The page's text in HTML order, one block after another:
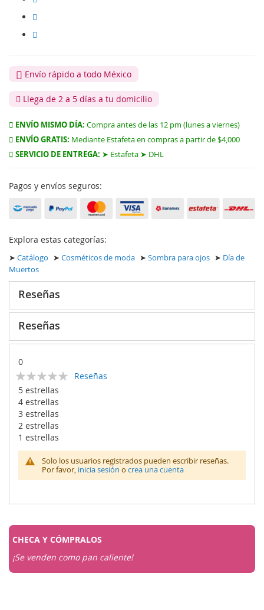
Envío rápido a todo México
Llega de 2 a 5 días a tu domicilio
ENVÍO MISMO DÍA: Compra antes de las 12 pm (lunes a viernes)
ENVÍO GRATIS: Mediante Estafeta en compras a partir de $4,000
SERVICIO DE ENTREGA: ➤ Estafeta ➤ DHL
Pagos y envíos seguros:
Explora estas categorías:
➤ Catálogo ➤ Cosméticos de moda ➤ Sombra para ojos ➤ Día de
Muertos
Reseñas
Reseñas
0
Calificación:
% of100
Reseñas
5 estrellas
4 estrellas
3 estrellas
2 estrellas
1 estrellas
Solo los usuarios registrados pueden escribir reseñas.
Por favor, inicia sesión o crea una cuenta
CHECA Y CÓMPRALOS
¡Se venden como pan caliente!